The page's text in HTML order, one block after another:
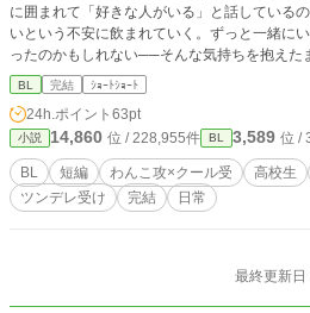
に囲まれて「好きな人がいる」と話している
いという不安に飲まれていく。ずっと一緒に
ったのかもしれない──そんな気持ちを抱えた
る。わんこ攻め✕ツンデレ受け
BL 完結 ｼｮｰﾄｼｮｰﾄ
24h.ポイント 63pt
小説 14,860 位 / 228,955件 BL 3,589 位 /
BL 短編 わんこ攻×クール受 高校生
ツンデレ受け
完結 日常
最終更新